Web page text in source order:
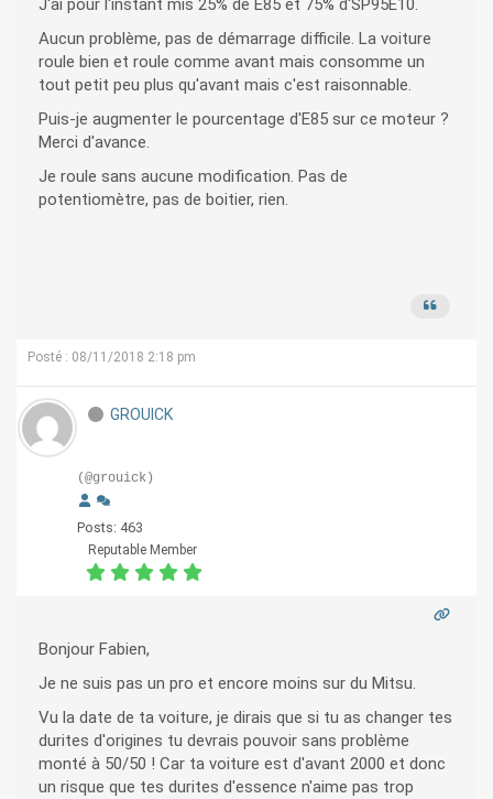
J'ai pour l'instant mis 25% de E85 et 75% d'SP95E10.
Aucun problème, pas de démarrage difficile. La voiture
roule bien et roule comme avant mais consomme un
tout petit peu plus qu'avant mais c'est raisonnable.
Puis-je augmenter le pourcentage d'E85 sur ce moteur ?
Merci d'avance.
Je roule sans aucune modification. Pas de
potentiomètre, pas de boitier, rien.
Posté : 08/11/2018 2:18 pm
GROUICK
(@grouick)
Posts: 463
Reputable Member
Bonjour Fabien,
Je ne suis pas un pro et encore moins sur du Mitsu.
Vu la date de ta voiture, je dirais que si tu as changer tes
durites d'origines tu devrais pouvoir sans problème
monté à 50/50 ! Car ta voiture est d'avant 2000 et donc
un risque que tes durites d'essence n'aime pas trop